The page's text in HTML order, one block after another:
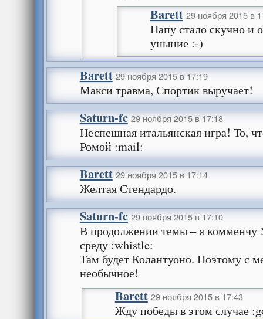
Barett 29 ноября 2015 в
Папу стало скучно и
уныние :-)
Barett 29 ноября 2015 в 17:19
Макси травма, Спортик выручает!
Saturn-fc 29 ноября 2015 в 17:18
Неспешная итальянская игра! То,
Ромой :mail:
Barett 29 ноября 2015 в 17:14
Желтая Стендардо.
Saturn-fc 29 ноября 2015 в 17:10
В продолжении темы – я комменчу
среду :whistle:
Там будет Колантуоно. Поэтому с
необычное!
Barett 29 ноября 2015 в 17:43
Жду победы в этом случае